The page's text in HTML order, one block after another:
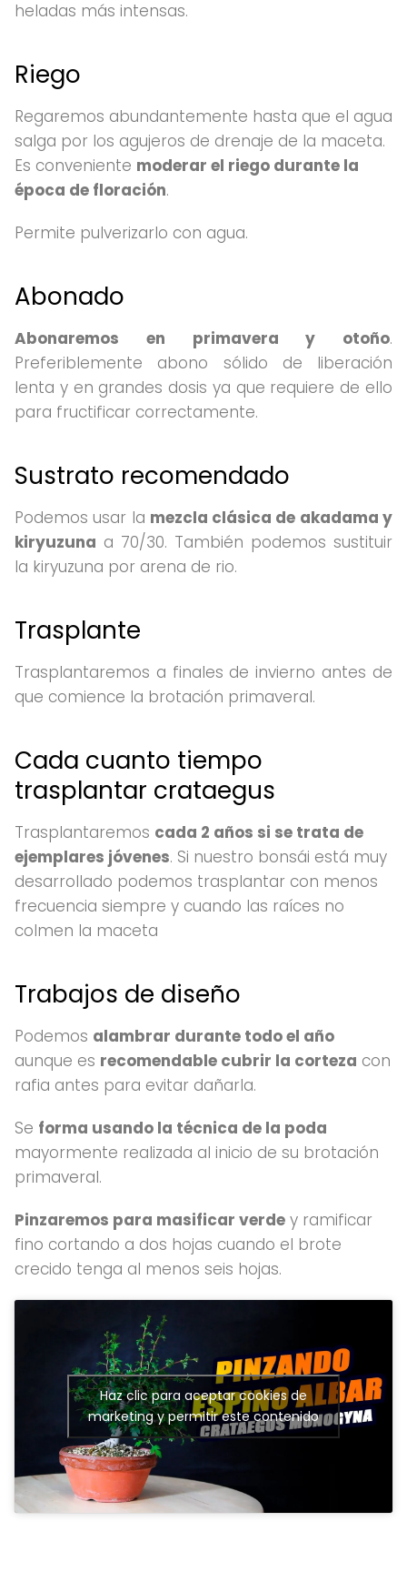
heladas más intensas.
Riego
Regaremos abundantemente hasta que el agua
salga por los agujeros de drenaje de la maceta.
Es conveniente moderar el riego durante la
época de floración.
Permite pulverizarlo con agua.
Abonado
Abonaremos en primavera y otoño.
Preferiblemente abono sólido de liberación
lenta y en grandes dosis ya que requiere de ello
para fructificar correctamente.
Sustrato recomendado
Podemos usar la mezcla clásica de akadama y
kiryuzuna a 70/30. También podemos sustituir
la kiryuzuna por arena de rio.
Trasplante
Trasplantaremos a finales de invierno antes de
que comience la brotación primaveral.
Cada cuanto tiempo
trasplantar crataegus
Trasplantaremos cada 2 años si se trata de
ejemplares jóvenes. Si nuestro bonsái está muy
desarrollado podemos trasplantar con menos
frecuencia siempre y cuando las raíces no
colmen la maceta
Trabajos de diseño
Podemos alambrar durante todo el año
aunque es recomendable cubrir la corteza con
rafia antes para evitar dañarla.
Se forma usando la técnica de la poda
mayormente realizada al inicio de su brotación
primaveral.
Pinzaremos para masificar verde y ramificar
fino cortando a dos hojas cuando el brote
crecido tenga al menos seis hojas.
Haz clic para aceptar cookies de
marketing y permitir este contenido